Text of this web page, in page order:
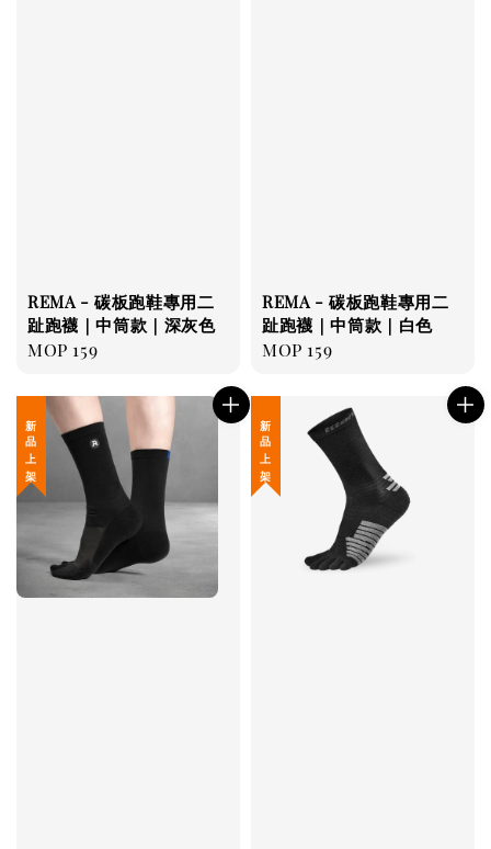
REMA - 碳板跑鞋專用二
趾跑襪｜中筒款｜深灰色
Regular
MOP 159
REMA - 碳板跑鞋專用二
趾跑襪｜中筒款｜白色
Regular
MOP 159
新 品 上 架 新 品 上 架